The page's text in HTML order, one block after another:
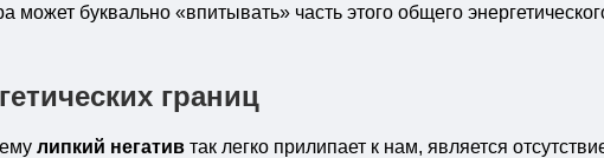
может буквально «впитывать» часть этого общего
границ
липкий негатив так легко прилипает к нам, является